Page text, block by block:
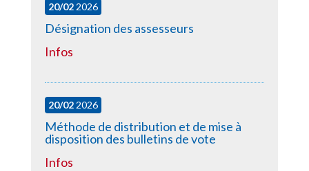
20/022026
Désignation des assesseurs
Infos
20/022026
Méthode de distribution et de mise à
disposition des bulletins de vote
Infos